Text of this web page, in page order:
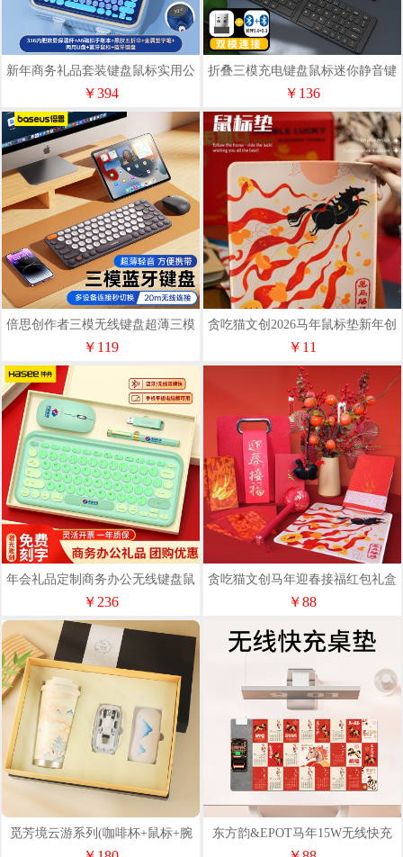
新年商务礼品套装键盘鼠标实用公
司送员工奖品新人伴手礼
￥394
折叠三模充电键盘鼠标迷你静音键
鼠套装适用平板手机笔记本
￥136
倍思创作者三模无线键盘超薄三模
连接便携办公键盘
￥119
贪吃猫文创2026马年鼠标垫新年创
意桌面护腕垫子
￥11
年会礼品定制商务办公无线键盘鼠
标套装员工奖品入职伴手礼
￥236
贪吃猫文创马年迎春接福红包礼盒
新年纳福吉祥福袋年货套装
￥88
觅芳境云游系列(咖啡杯+鼠标+腕
托)
东方韵&EPOT马年15W无线快充
桌垫